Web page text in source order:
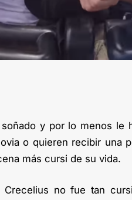
y por lo menos le
o quieren recibir una
más cursi de su vida.
Crecelius no fue tan